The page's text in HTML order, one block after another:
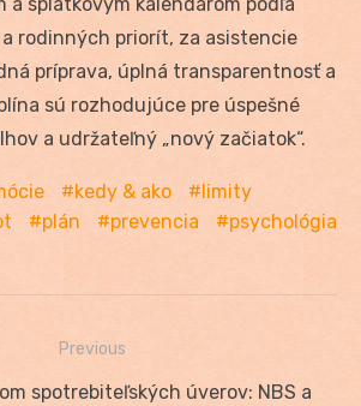
rodinných priorít, za asistencie
príprava, úplná transparentnosť a
sú rozhodujúce pre úspešné
a udržateľný „nový začiatok“.
kedy & ako
limity
plán prevencia
psychológia
Previous
spotrebiteľských úverov: NBS a